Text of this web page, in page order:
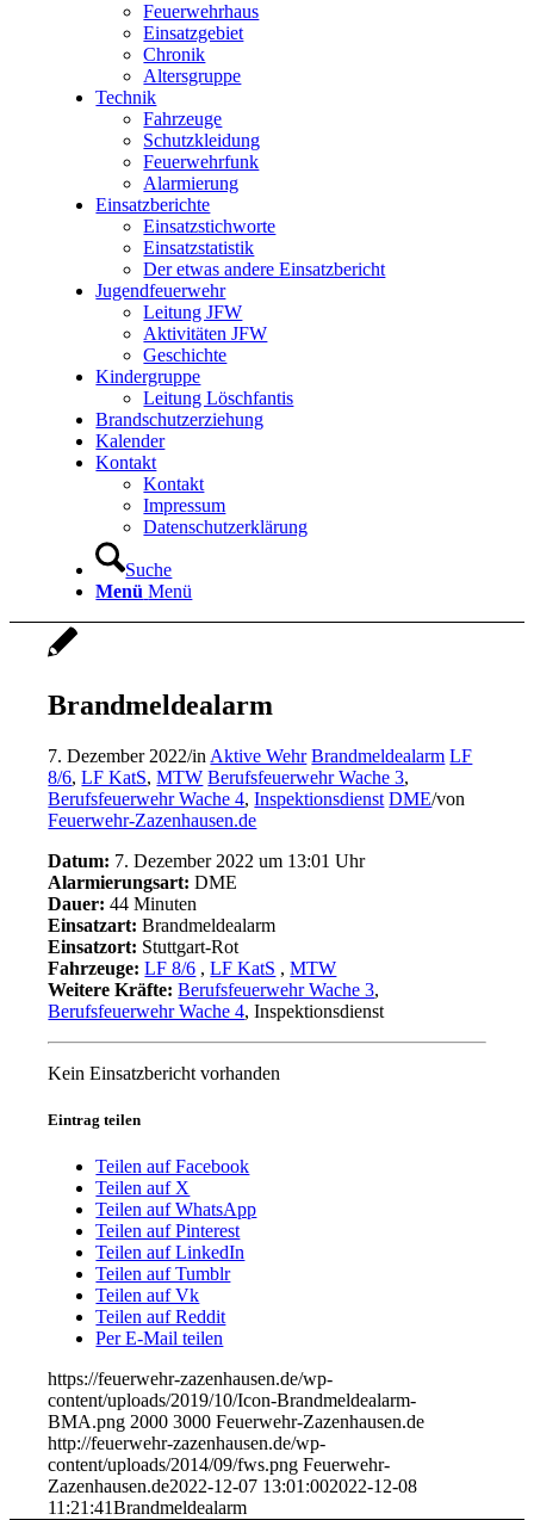
Feuerwehrhaus
Einsatzgebiet
Chronik
Altersgruppe
Technik
Fahrzeuge
Schutzkleidung
Feuerwehrfunk
Alarmierung
Einsatzberichte
Einsatzstichworte
Einsatzstatistik
Der etwas andere Einsatzbericht
Jugendfeuerwehr
Leitung JFW
Aktivitäten JFW
Geschichte
Kindergruppe
Leitung Löschfantis
Brandschutzerziehung
Kalender
Kontakt
Kontakt
Impressum
Datenschutzerklärung
Suche
Menü Menü
Brandmeldealarm
7. Dezember 2022/in Aktive Wehr Brandmeldealarm LF
8/6,LF KatS,MTW Berufsfeuerwehr Wache 3,
Berufsfeuerwehr Wache 4,Inspektionsdienst DME/von
Feuerwehr-Zazenhausen.de
Datum: 7. Dezember 2022 um 13:01 Uhr
Alarmierungsart: DME
Dauer: 44 Minuten
Einsatzart: Brandmeldealarm
Einsatzort: Stuttgart-Rot
Fahrzeuge: LF 8/6 ,LF KatS ,MTW
Weitere Kräfte: Berufsfeuerwehr Wache 3,
Berufsfeuerwehr Wache 4, Inspektionsdienst
Kein Einsatzbericht vorhanden
Eintrag teilen
Teilen auf Facebook
Teilen auf X
Teilen auf WhatsApp
Teilen auf Pinterest
Teilen auf LinkedIn
Teilen auf Tumblr
Teilen auf Vk
Teilen auf Reddit
Per E-Mail teilen
https://feuerwehr-zazenhausen.de/wp-
content/uploads/2019/10/Icon-Brandmeldealarm-
BMA.png 2000 3000 Feuerwehr-Zazenhausen.de
http://feuerwehr-zazenhausen.de/wp-
content/uploads/2014/09/fws.png Feuerwehr-
Zazenhausen.de2022-12-07 13:01:002022-12-08
11:21:41Brandmeldealarm